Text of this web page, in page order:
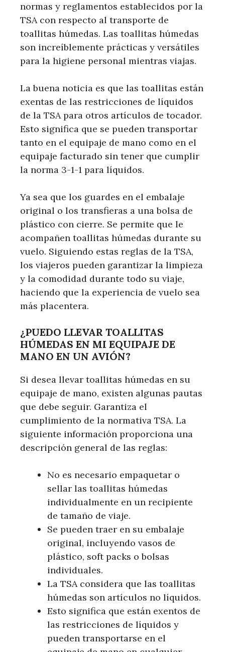
normas y reglamentos establecidos por la
TSA con respecto al transporte de
toallitas húmedas. Las toallitas húmedas
son increíblemente prácticas y versátiles
para la higiene personal mientras viajas.
La buena noticia es que las toallitas están
exentas de las restricciones de líquidos
de la TSA para otros artículos de tocador.
Esto significa que se pueden transportar
tanto en el equipaje de mano como en el
equipaje facturado sin tener que cumplir
la norma 3-1-1 para líquidos.
Ya sea que los guardes en el embalaje
original o los transfieras a una bolsa de
plástico con cierre. Se permite que le
acompañen toallitas húmedas durante su
vuelo. Siguiendo estas reglas de la TSA,
los viajeros pueden garantizar la limpieza
y la comodidad durante todo su viaje,
haciendo que la experiencia de vuelo sea
más placentera.
¿PUEDO LLEVAR TOALLITAS
HÚMEDAS EN MI EQUIPAJE DE
MANO EN UN AVIÓN?
Si desea llevar toallitas húmedas en su
equipaje de mano, existen algunas pautas
que debe seguir. Garantiza el
cumplimiento de la normativa TSA. La
siguiente información proporciona una
descripción general de las reglas:
No es necesario empaquetar o
sellar las toallitas húmedas
individualmente en un recipiente
de tamaño de viaje.
Se pueden traer en su embalaje
original, incluyendo vasos de
plástico, soft packs o bolsas
individuales.
La TSA considera que las toallitas
húmedas son artículos no líquidos.
Esto significa que están exentos de
las restricciones de líquidos y
pueden transportarse en el